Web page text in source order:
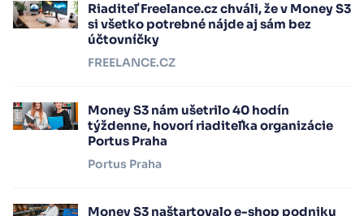
Riaditeľ Freelance.cz chváli, že v Money S3
si všetko potrebné nájde aj sám bez
účtovníčky
FREELANCE.CZ
Money S3 nám ušetrilo 40 hodín
týždenne, hovorí riaditeľka organizácie
Portus Praha
Portus Praha
Money S3 naštartovalo e-shop podniku